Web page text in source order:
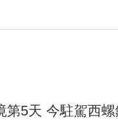
第5天 今駐駕西